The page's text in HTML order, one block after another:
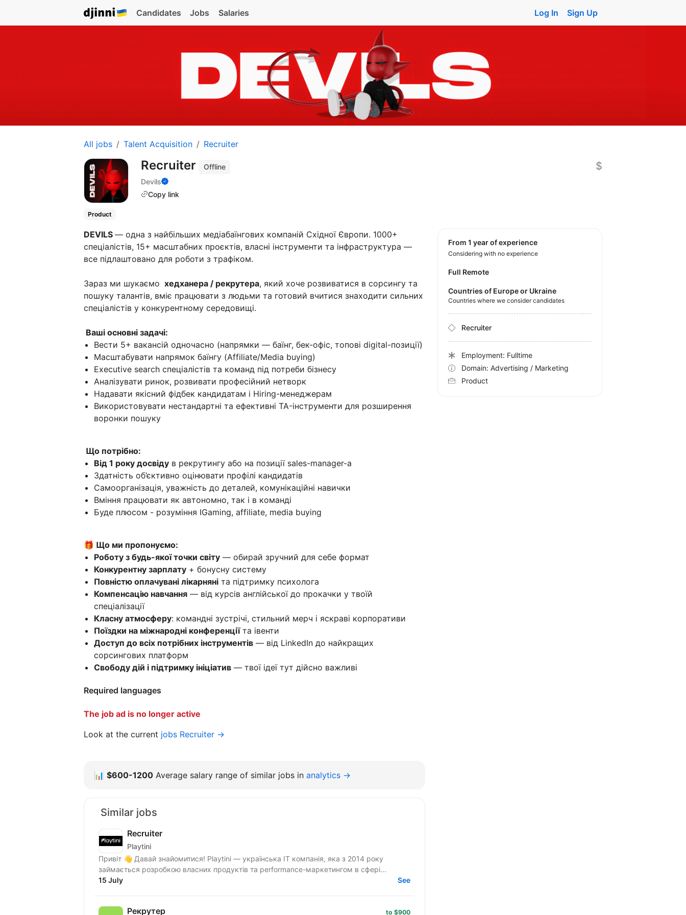
Candidates Jobs Salaries Log In Sign Up
All jobs Talent Acquisition Recruiter
Recruiter
Offline
Devils
Copy link
$
Product
DEVILS — одна з найбільших медіабаїнгових компаній Східної Європи. 1000+
спеціалістів, 15+ масштабних проєктів, власні інструменти та інфраструктура —
все підлаштовано для роботи з трафіком.
Зараз ми шукаємо хедханера / рекрутера, який хоче розвиватися в сорсингу та
пошуку талантів, вміє працювати з людьми та готовий вчитися знаходити сильних
спеціалістів у конкурентному середовищі.
Ваші основні задачі:
Вести 5+ вакансій одночасно (напрямки — баїнг, бек-офіс, топові digital-позиції)
Масштабувати напрямок баїнгу (Affiliate/Media buying)
Executive search спеціалістів та команд під потреби бізнесу
Аналізувати ринок, розвивати професійний нетворк
Надавати якісний фідбек кандидатам і Hiring-менеджерам
Використовувати нестандартні та ефективні TA-інструменти для розширення
воронки пошуку
Що потрібно:
Від 1 року досвіду в рекрутингу або на позиції sales-manager-a
Здатність об’єктивно оцінювати профілі кандидатів
Самоорганізація, уважність до деталей, комунікаційні навички
Вміння працювати як автономно, так і в команді
Буде плюсом - розуміння IGaming, affiliate, media buying
🎁 Що ми пропонуємо:
Роботу з будь-якої точки світу — обирай зручний для себе формат
Конкурентну зарплату + бонусну систему
Повністю оплачувані лікарняні та підтримку психолога
Компенсацію навчання — від курсів англійської до прокачки у твоїй
спеціалізації
Класну атмосферу: командні зустрічі, стильний мерч і яскраві корпоративи
Поїздки на міжнародні конференціїта івенти
Доступ до всіх потрібних інструментів — від LinkedIn до найкращих
сорсингових платформ
Свободу дій і підтримку ініціатив — твої ідеї тут дійсно важливі
Required languages
The job ad is no longer active
Look at the current jobs Recruiter →
from 1 year of experience
Considering with no experience
Full Remote
Countries of Europe or Ukraine
Countries where we consider candidates
Recruiter
Employment: Fulltime
Domain: Advertising / Marketing
Product
📊 $600-1200 Average salary range of similar jobs in analytics →
Similar jobs
Recruiter
Playtini
Привіт 👋 Давай знайомитися! Playtini — українська ІТ компанія, яка з 2014 року
займається розробкою власних продуктів та performance-маркетингом в сфері...
15 July
See
Рекрутер to $900